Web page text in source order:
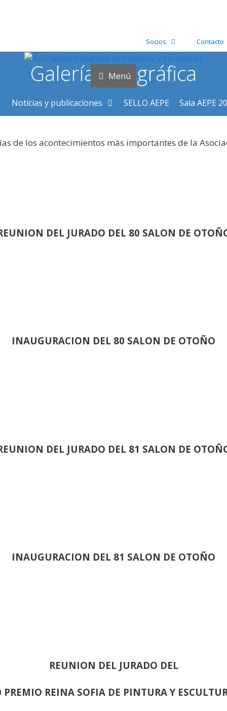
Socios Contacto
Menú
Noticias y publicaciones SELLO AEPE Sala AEPE
Galería fotográfica
de los acontecimientos más importantes de la
DEL JURADO DEL 80 SALON DE
INAUGURACION DEL 80 SALON DE OTOÑO
DEL JURADO DEL 81 SALON DE
INAUGURACION DEL 81 SALON DE OTOÑO
REUNION DEL JURADO DEL
PREMIO REINA SOFIA DE PINTURA Y